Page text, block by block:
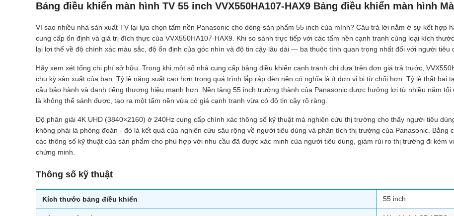
Bảng điều khiển màn hình TV 55 inch VVX550HA107-HAX9 Bảng điều khiển màn hình
Vì sao nhiều nhà sản xuất TV lại lựa chọn tấm nền Panasonic cho dòng sản phẩm 55 inch của mình? Câu trả lời nằm ở sự kết hợp
cung cấp ổn định và giá trị đích thực của VVX550HA107-HAX9. Khi so sánh trực tiếp với các tấm nền cạnh tranh cùng loại kích
lại lợi thế về độ chính xác màu sắc, độ ổn định của góc nhìn và độ tin cậy lâu dài — ba thuộc tính quan trọng nhất đối với người tiêu
Hãy xem xét tổng chi phí sở hữu. Trong khi một số nhà cung cấp bảng điều khiển cạnh tranh chỉ dựa trên đơn giá trả trước,
chu kỳ sản xuất của bạn. Tỷ lệ năng suất cao hơn trong quá trình lắp ráp đèn nền có nghĩa là ít đơn vị bị từ chối hơn. Tỷ lệ thất bại
cầu bảo hành và danh tiếng thương hiệu mạnh hơn. Nền tảng 55 inch trưởng thành của Panasonic được hưởng lợi từ nhiều năm
là không thể sánh được, tạo ra một tấm nền vừa có giá cạnh tranh vừa có độ tin cậy rõ ràng.
Độ phân giải 4K UHD (3840×2160) ở 240Hz cung cấp chính xác thông số kỹ thuật mà nghiên cứu thị trường cho thấy người tiêu
không phải là phỏng đoán - đó là kết quả của nghiên cứu sâu rộng về người tiêu dùng và phân tích thị trường của Panasonic. Bằng
các thông số kỹ thuật của sản phẩm cho phù hợp với nhu cầu đã được xác minh của người tiêu dùng, giảm rủi ro thị trường đi kèm
chứng minh.
Thông số kỹ thuật
Kích thước bảng điều khiển 55 inch